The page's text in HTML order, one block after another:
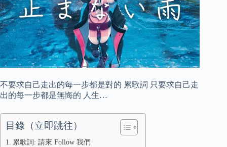
不要求自己走出的每一步都是對的 累歌詞 只要求自己走
出的每一步都是無悔的 人生…
目錄（立即跳往）
累歌詞: 請來 Follow 我們